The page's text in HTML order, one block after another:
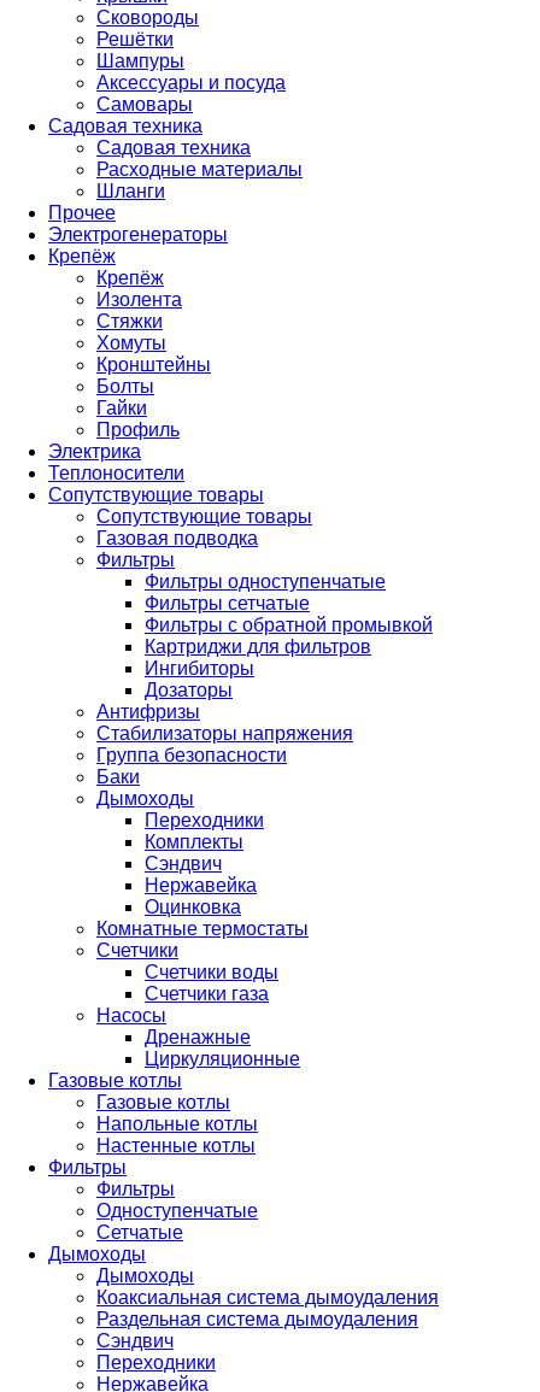
Сковороды
Решётки
Шампуры
Аксессуары и посуда
Самовары
Садовая техника
Садовая техника
Расходные материалы
Шланги
Прочее
Электрогенераторы
Крепёж
Крепёж
Изолента
Стяжки
Хомуты
Кронштейны
Болты
Гайки
Профиль
Электрика
Теплоносители
Сопутствующие товары
Сопутствующие товары
Газовая подводка
Фильтры
Фильтры одноступенчатые
Фильтры сетчатые
Фильтры с обратной промывкой
Картриджи для фильтров
Ингибиторы
Дозаторы
Антифризы
Стабилизаторы напряжения
Группа безопасности
Баки
Дымоходы
Переходники
Комплекты
Сэндвич
Нержавейка
Оцинковка
Комнатные термостаты
Счетчики
Счетчики воды
Счетчики газа
Насосы
Дренажные
Циркуляционные
Газовые котлы
Газовые котлы
Напольные котлы
Настенные котлы
Фильтры
Фильтры
Одноступенчатые
Сетчатые
Дымоходы
Дымоходы
Коаксиальная система дымоудаления
Раздельная система дымоудаления
Сэндвич
Переходники
Нержавейка